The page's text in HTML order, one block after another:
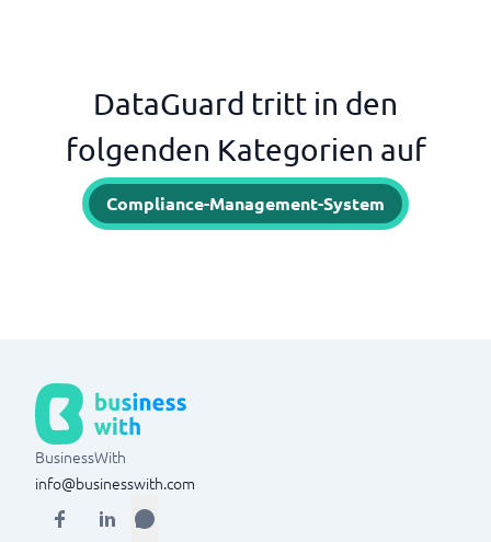
DataGuard tritt in den
folgenden Kategorien auf
Compliance-Management-System
BusinessWith
info@businesswith.com